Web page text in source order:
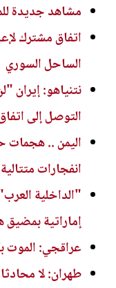
مشاهد جديدة
اتفاق مشترك
الساحل السوري
نتنياهو: إيران
التوصل إلى
اليمن .. هجمات
انفجارات متتالية
"الداخلية
إماراتية بمضيق
عراقجي: الموت
طهران: لا